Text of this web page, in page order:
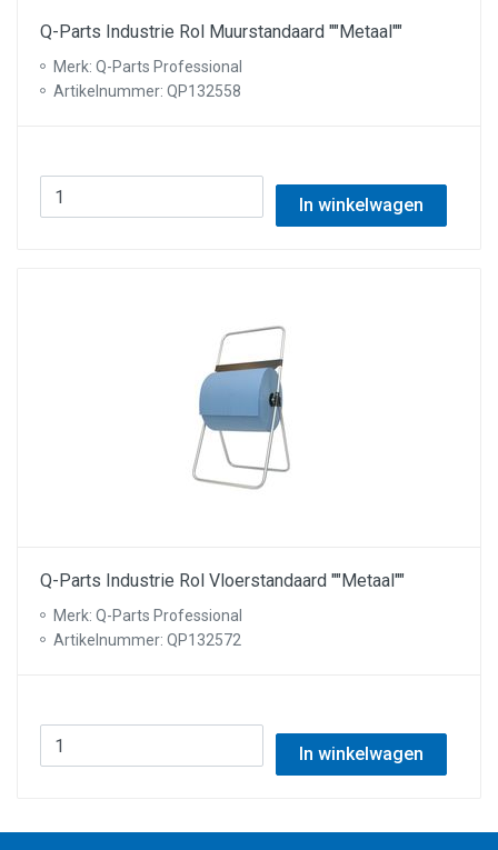
Q-Parts Industrie Rol Muurstandaard ""Metaal""
Merk: Q-Parts Professional
Artikelnummer: QP132558
In winkelwagen
Q-Parts Industrie Rol Vloerstandaard ""Metaal""
Merk: Q-Parts Professional
Artikelnummer: QP132572
In winkelwagen